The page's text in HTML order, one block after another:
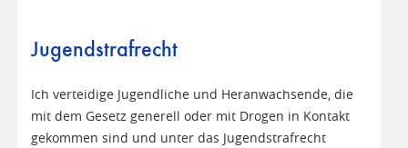
Jugendstrafrecht
Ich verteidige Jugendliche und Heranwachsende, die
mit dem Gesetz generell oder mit Drogen in Kontakt
gekommen sind und unter das Jugendstrafrecht